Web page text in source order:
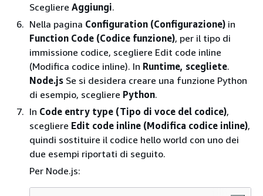
Scegliere Aggiungi.
Nella pagina Configuration (Configurazione) in
Function Code (Codice funzione), per il tipo di
immissione codice, scegliere Edit code inline
(Modifica codice inline). In Runtime, scegliete.
Node.js Se si desidera creare una funzione Python
di esempio, scegliere Python.
In Code entry type (Tipo di voce del codice),
scegliere Edit code inline (Modifica codice inline),
quindi sostituire il codice hello world con uno dei
due esempi riportati di seguito.
Per Node.js: